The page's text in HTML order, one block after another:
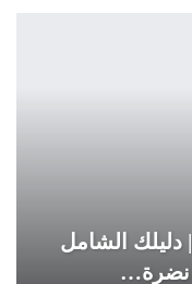
الشامل
نضرة…